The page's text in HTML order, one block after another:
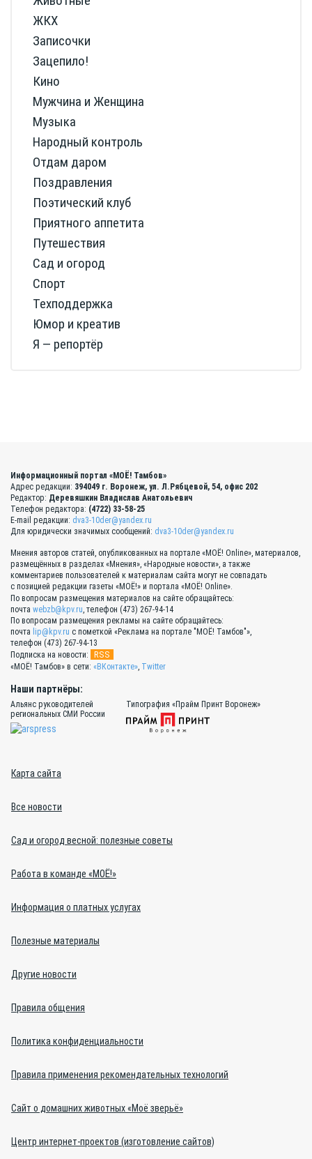
ЖКХ
Записочки
Зацепило!
Кино
Мужчина и Женщина
Музыка
Народный контроль
Отдам даром
Поздравления
Поэтический клуб
Приятного аппетита
Путешествия
Сад и огород
Спорт
Техподдержка
Юмор и креатив
Я — репортёр
Информационный портал «МОЁ! Тамбов»
Адрес редакции: 394049 г. Воронеж, ул. Л.Рябцевой, 54, офис 202
Редактор: Деревяшкин Владислав Анатольевич
Телефон редактора: (4722) 33-58-25
E-mail редакции: dva3-10der@yandex.ru
Для юридически значимых сообщений: dva3-10der@yandex.ru
Мнения авторов статей, опубликованных на портале «МОЁ! Online», материалов,
размещённых в разделах «Мнения», «Народные новости», а также
комментариев пользователей к материалам сайта могут не совпадать
с позицией редакции газеты «МОЁ!» и портала «МОЁ! Online».
По вопросам размещения материалов на сайте обращайтесь:
почта webzb@kpv.ru, телефон (473) 267-94-14
По вопросам размещения рекламы на сайте обращайтесь:
почта lip@kpv.ru с пометкой «Реклама на портале "МОЁ! Тамбов"»,
телефон (473) 267-94-13
Подписка на новости:
RSS
«МОЁ! Тамбов» в сети: «ВКонтакте», Twitter
Наши партнёры:
Альянс руководителей
региональных СМИ России
Типография «Прайм Принт Воронеж»
Карта сайта
Все новости
Сад и огород весной: полезные советы
Работа в команде «МОЁ!»
Информация о платных услугах
Полезные материалы
Другие новости
Правила общения
Политика конфиденциальности
Правила применения рекомендательных технологий
Сайт о домашних животных «Моё зверьё»
Центр интернет-проектов (изготовление сайтов)